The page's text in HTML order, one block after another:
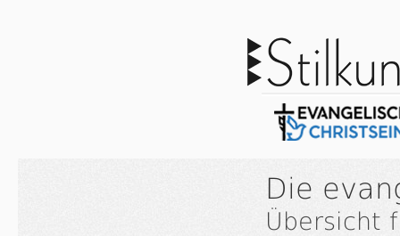
Die
Übersicht